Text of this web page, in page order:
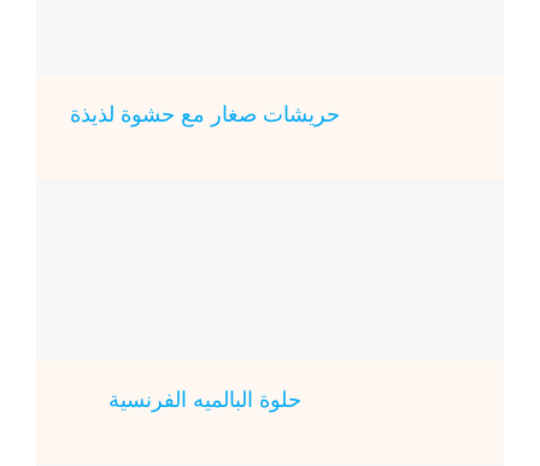
حريشات صغار مع حشوة لذيذة
حلوة البالميه الفرنسية